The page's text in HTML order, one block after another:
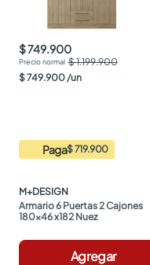
$ 749.900
$ 1.199.900
$749.900/un
Paga$ 719.900
M+DESIGN
Armario 6 Puertas 2 Cajones
180x46 x182 Nuez
Agregar